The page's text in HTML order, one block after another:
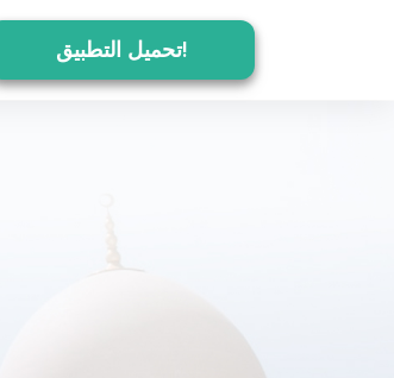
تحميل التطبيق!